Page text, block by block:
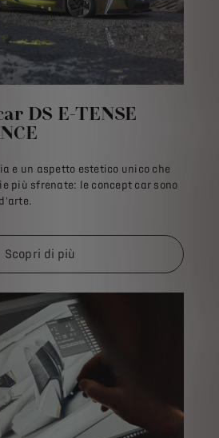
DS E-TENSE
e un aspetto estetico unico che
più sfrenate: le concept car sono
Scopri di più